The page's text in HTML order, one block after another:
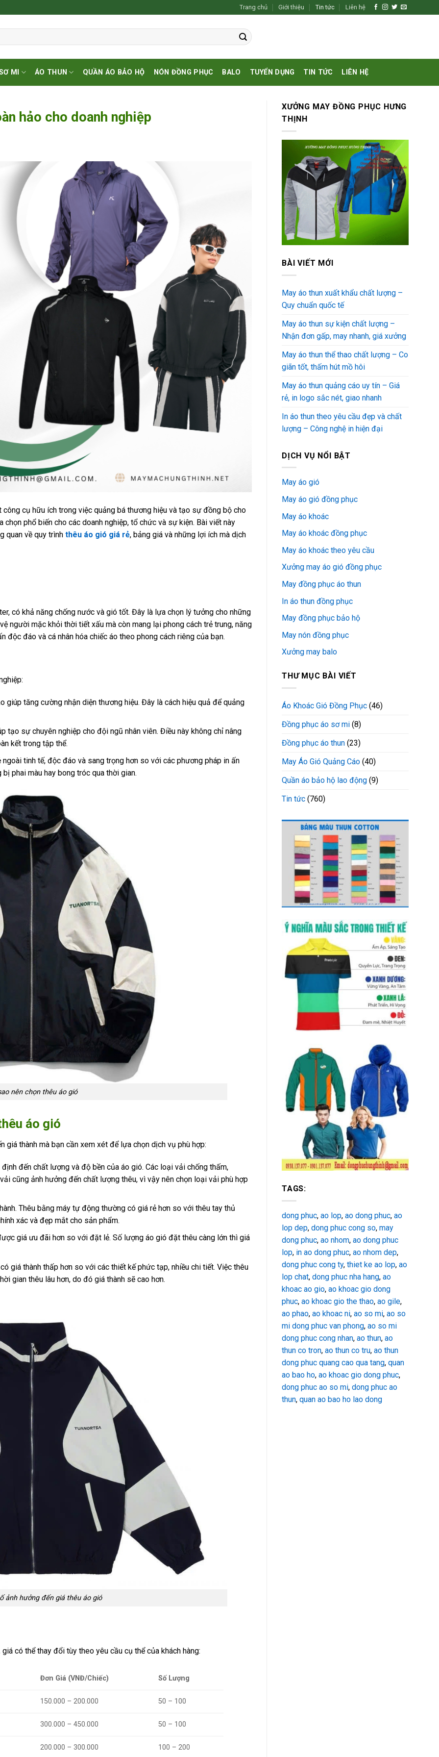
Trang chủ Giới thiệu Tin tức Liên hệ
MI ÁO THUN QUẦN ÁO BẢO HỘ NÓN ĐỒNG PHỤC BALO TUYỂN DỤNG TIN TỨC LIÊN HỆ
hảo cho doanh nghiệp
cụ hữu ích trong việc quảng bá thương hiệu và tạo sự đồng bộ cho
phổ biến cho các doanh nghiệp, tổ chức và sự kiện. Bài viết này
quan về quy trình thêu áo gió giá rẻ, bảng giá và những lợi ích mà dịch
có khả năng chống nước và gió tốt. Đây là lựa chọn lý tưởng cho những
người mặc khỏi thời tiết xấu mà còn mang lại phong cách trẻ trung, năng
đáo và cá nhân hóa chiếc áo theo phong cách riêng của bạn.
giúp tăng cường nhận diện thương hiệu. Đây là cách hiệu quả để quảng
tạo sự chuyên nghiệp cho đội ngũ nhân viên. Điều này không chỉ nâng
kết trong tập thể.
tinh tế, độc đáo và sang trọng hơn so với các phương pháp in ấn
phai màu hay bong tróc qua thời gian.
nên chọn thêu áo gió
áo gió
giá thành mà bạn cần xem xét để lựa chọn dịch vụ phù hợp:
đến chất lượng và độ bền của áo gió. Các loại vải chống thấm,
cũng ảnh hưởng đến chất lượng thêu, vì vậy nên chọn loại vải phù hợp
Thêu bằng máy tự động thường có giá rẻ hơn so với thêu tay thủ
xác và đẹp mắt cho sản phẩm.
giá ưu đãi hơn so với đặt lẻ. Số lượng áo gió đặt thêu càng lớn thì giá
giá thành thấp hơn so với các thiết kế phức tạp, nhiều chi tiết. Việc thêu
gian thêu lâu hơn, do đó giá thành sẽ cao hơn.
ảnh hưởng đến giá thêu áo gió
có thể thay đổi tùy theo yêu cầu cụ thể của khách hàng:
Đơn Giá (VNĐ/Chiếc) Số Lượng
150.000 – 200.000 50 – 100
300.000 – 450.000 50 – 100
200.000 – 300.000 100 – 200
XƯỞNG MAY ĐỒNG PHỤC HƯNG
THỊNH
BÀI VIẾT MỚI
May áo thun xuất khẩu chất lượng –
Quy chuẩn quốc tế
May áo thun sự kiện chất lượng –
Nhận đơn gấp, may nhanh, giá xưởng
May áo thun thể thao chất lượng – Co
giãn tốt, thấm hút mồ hôi
May áo thun quảng cáo uy tín – Giá
rẻ, in logo sắc nét, giao nhanh
In áo thun theo yêu cầu đẹp và chất
lượng – Công nghệ in hiện đại
DỊCH VỤ NỔI BẬT
May áo gió
May áo gió đồng phục
May áo khoác
May áo khoác đồng phục
May áo khoác theo yêu cầu
Xưởng may áo gió đồng phục
May đồng phục áo thun
In áo thun đồng phục
May đồng phục bảo hộ
May nón đồng phục
Xưởng may balo
THƯ MỤC BÀI VIẾT
Áo Khoác Gió Đồng Phục (46)
Đồng phục áo sơ mi (8)
Đồng phục áo thun (23)
May Áo Gió Quảng Cáo (40)
Quần áo bảo hộ lao động (9)
Tin tức (760)
TAGS:
dong phuc, ao lop, ao dong phuc, ao
lop dep, dong phuc cong so, may
dong phuc, ao nhom, ao dong phuc
lop, in ao dong phuc, ao nhom dep,
dong phuc cong ty, thiet ke ao lop, ao
lop chat, dong phuc nha hang, ao
khoac ao gio, ao khoac gio dong
phuc, ao khoac gio the thao, ao gile,
ao phao, ao khoac ni, ao so mi, ao so
mi dong phuc van phong, ao so mi
dong phuc cong nhan, ao thun, ao
thun co tron, ao thun co tru, ao thun
dong phuc quang cao qua tang, quan
ao bao ho, ao khoac gio dong phuc,
dong phuc ao so mi, dong phuc ao
thun, quan ao bao ho lao dong